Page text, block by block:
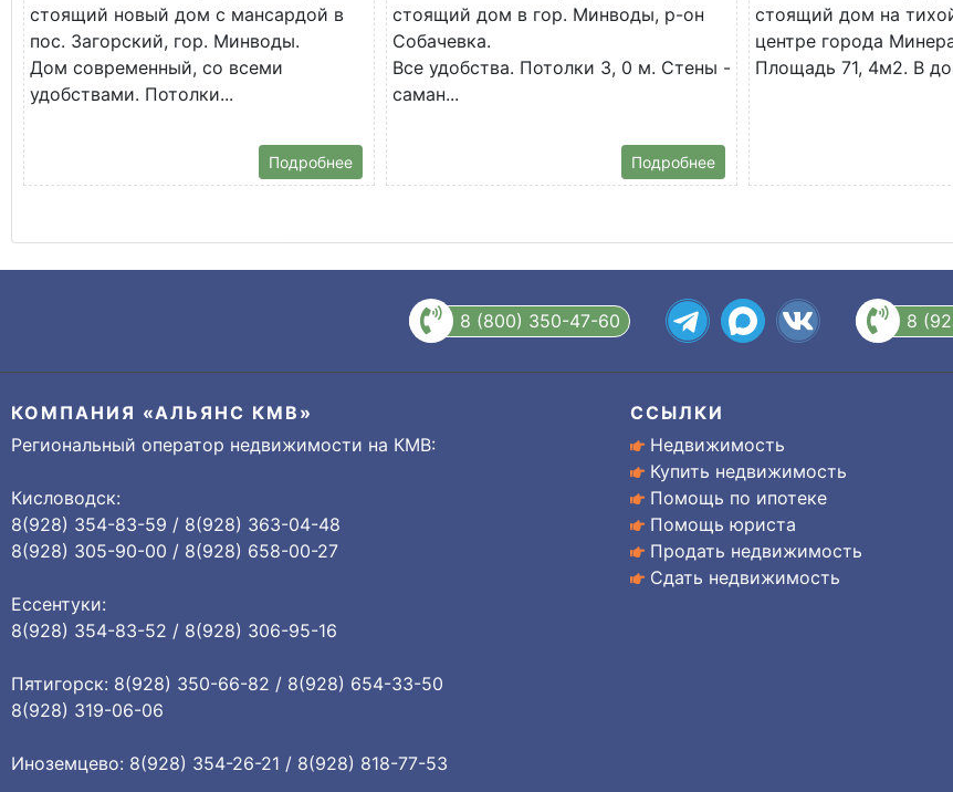
стоящий новый дом с мансардой в
пос. Загорский, гор. Минводы.
Дом современный, со всеми
удобствами. Потолки...
Подробнее
стоящий дом в гор. Минводы, р-он
Собачевка.
Все удобства. Потолки 3, 0 м. Стены -
саман...
Подробнее
стоящий дом на
центре города
Площадь 71, 4м2. В
8 (800) 350-47-60 8
КОМПАНИЯ «АЛЬЯНС КМВ»
Региональный оператор недвижимости на КМВ:
Кисловодск:
8(928) 354-83-59 / 8(928) 363-04-48
8(928) 305-90-00 / 8(928) 658-00-27
Ессентуки:
8(928) 354-83-52 / 8(928) 306-95-16
Пятигорск: 8(928) 350-66-82 / 8(928) 654-33-50
8(928) 319-06-06
Иноземцево: 8(928) 354-26-21 / 8(928) 818-77-53
ССЫЛКИ
Недвижимость
Купить недвижимость
Помощь по ипотеке
Помощь юриста
Продать недвижимость
Сдать недвижимость